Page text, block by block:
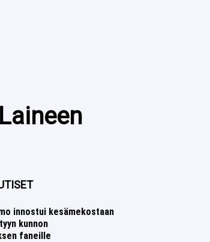
innostui kesämekostaan
kunnon
faneille